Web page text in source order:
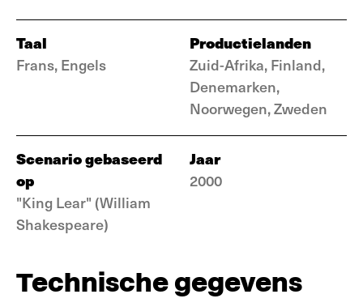
Taal
Frans, Engels
Productielanden
Zuid-Afrika, Finland,
Denemarken,
Noorwegen, Zweden
Scenario gebaseerd
op
"King Lear" (William
Shakespeare)
Jaar
2000
Technische gegevens